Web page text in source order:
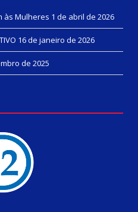
às Mulheres 1 de abril de 2026
16 de janeiro de 2026
de 2025